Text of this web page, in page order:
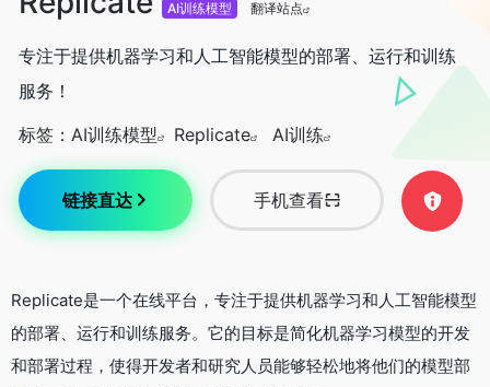
AI训练模型 翻译站点
专注于提供机器学习和人工智能模型的部署、运行和训练
服务！
标签： AI训练模型 Replicate AI训练
链接直达 手机查看
Replicate是一个在线平台，专注于提供机器学习和人工智能模型
的部署、运行和训练服务。它的目标是简化机器学习模型的开发
和部署过程，使得开发者和研究人员能够轻松地将他们的模型部